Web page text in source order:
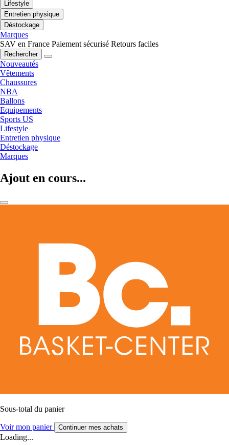
Lifestyle
Entretien physique
Déstockage
Marques
SAV en France Paiement sécurisé Retours faciles
Rechercher
Nouveautés
Vêtements
Chaussures
NBA
Ballons
Equipements
Sports US
Lifestyle
Entretien physique
Déstockage
Marques
Ajout en cours...
Sous-total du panier
Voir mon panier Continuer mes achats
Loading...